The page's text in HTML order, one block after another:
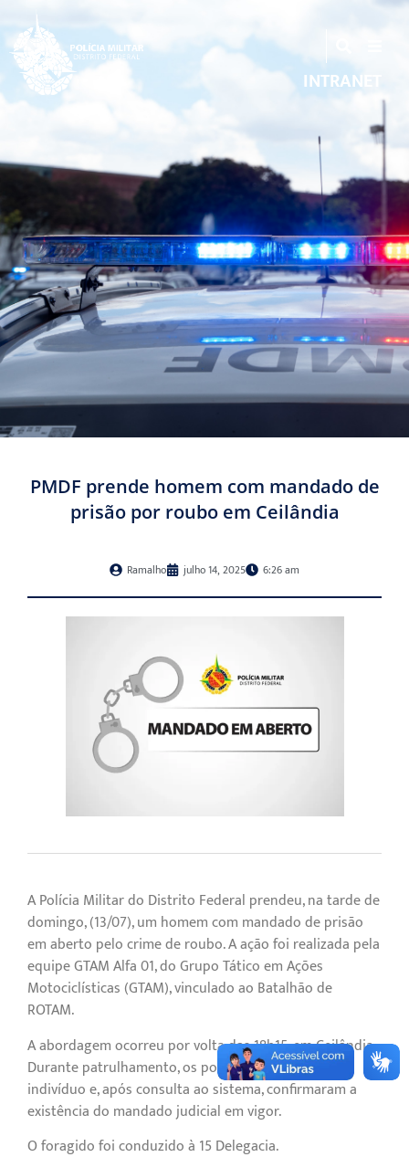
INTRANET
PMDF prende homem com mandado de
prisão por roubo em Ceilândia
Ramalho julho 14, 2025 6:26 am
A Polícia Militar do Distrito Federal prendeu, na tarde de
domingo, (13/07), um homem com mandado de prisão
em aberto pelo crime de roubo. A ação foi realizada pela
equipe GTAM Alfa 01, do Grupo Tático em Ações
Motociclísticas (GTAM), vinculado ao Batalhão de
ROTAM.
A abordagem ocorreu por volta das 18h15, em Ceilândia.
Durante patrulhamento, os policiais identificaram o
indivíduo e, após consulta ao sistema, confirmaram a
existência do mandado judicial em vigor.
O foragido foi conduzido à 15 Delegacia.